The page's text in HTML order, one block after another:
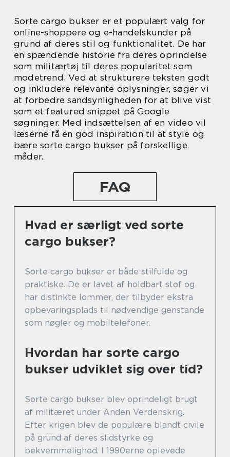
Sorte cargo bukser er et populært valg for
online-shoppere og e-handelskunder på
grund af deres stil og funktionalitet. De har
en spændende historie fra deres oprindelse
som militærtøj til deres popularitet som
modetrend. Ved at strukturere teksten godt
og inkludere relevante oplysninger, søger vi
at forbedre sandsynligheden for at blive vist
som et featured snippet på Google
søgninger. Med indsættelsen af en video vil
læserne få en god inspiration til at style og
bære sorte cargo bukser på forskellige
måder.
FAQ
Hvad er særligt ved sorte
cargo bukser?
Sorte cargo bukser er både stilfulde og
praktiske. De er lavet af holdbart stof og
har distinkte lommer, der tilbyder ekstra
opbevaringsplads til nødvendige genstande
som nøgler og mobiltelefoner.
Hvordan har sorte cargo
bukser udviklet sig over tid?
Sorte cargo bukser blev oprindeligt brugt
af militæret under Anden Verdenskrig.
Efter krigen blev de populære blandt civile
på grund af deres slidstyrke og
bekvemmelighed. I 1990erne oplevede